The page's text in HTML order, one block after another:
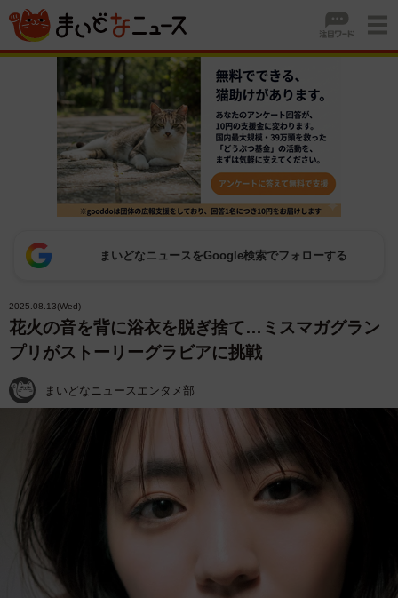
まいどなニュースをGoogle検索でフォローする
2025.08.13(Wed)
花火の音を背に浴衣を脱ぎ捨て…ミスマガグラン
プリがストーリーグラビアに挑戦
まいどなニュースエンタメ部